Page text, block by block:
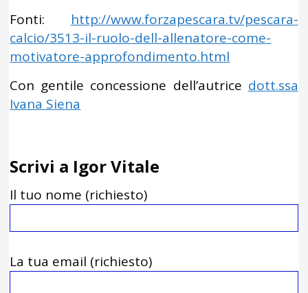
Fonti: http://www.forzapescara.tv/pescara-
calcio/3513-il-ruolo-dell-allenatore-come-
motivatore-approfondimento.html
Con gentile concessione dell’autrice dott.ssa
Ivana Siena
Scrivi a Igor Vitale
Il tuo nome (richiesto)
La tua email (richiesto)